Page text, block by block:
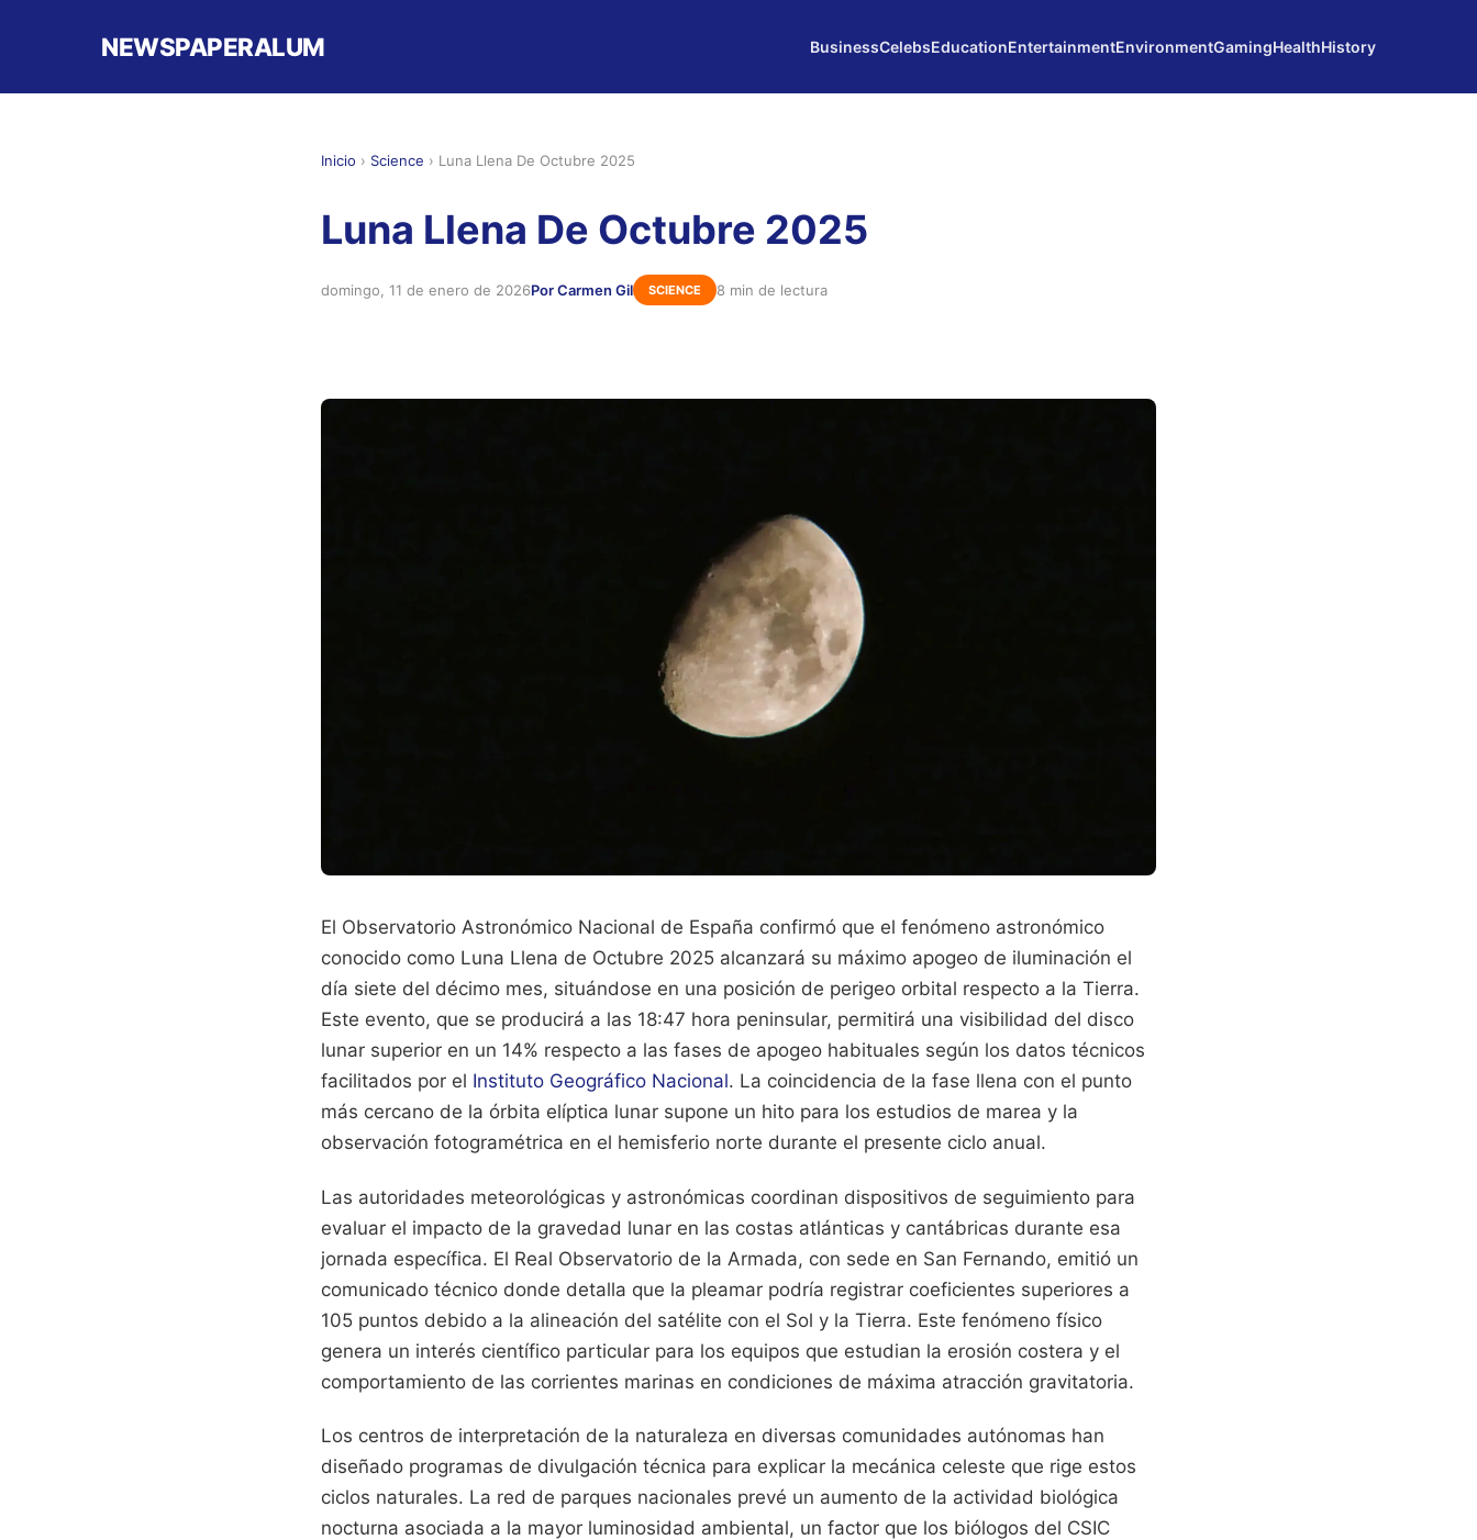
NEWSPAPERALUM BusinessCelebsEducationEntertainmentEnvironmentGamingHealthHistory
Inicio › Science › Luna Llena De Octubre 2025
Luna Llena De Octubre 2025
domingo, 11 de enero de 2026Por Carmen Gil SCIENCE 8 min de lectura
El Observatorio Astronómico Nacional de España confirmó que el fenómeno astronómico
conocido como Luna Llena de Octubre 2025 alcanzará su máximo apogeo de iluminación el
día siete del décimo mes, situándose en una posición de perigeo orbital respecto a la Tierra.
Este evento, que se producirá a las 18:47 hora peninsular, permitirá una visibilidad del disco
lunar superior en un 14% respecto a las fases de apogeo habituales según los datos técnicos
facilitados por el Instituto Geográfico Nacional. La coincidencia de la fase llena con el punto
más cercano de la órbita elíptica lunar supone un hito para los estudios de marea y la
observación fotogramétrica en el hemisferio norte durante el presente ciclo anual.
Las autoridades meteorológicas y astronómicas coordinan dispositivos de seguimiento para
evaluar el impacto de la gravedad lunar en las costas atlánticas y cantábricas durante esa
jornada específica. El Real Observatorio de la Armada, con sede en San Fernando, emitió un
comunicado técnico donde detalla que la pleamar podría registrar coeficientes superiores a
105 puntos debido a la alineación del satélite con el Sol y la Tierra. Este fenómeno físico
genera un interés científico particular para los equipos que estudian la erosión costera y el
comportamiento de las corrientes marinas en condiciones de máxima atracción gravitatoria.
Los centros de interpretación de la naturaleza en diversas comunidades autónomas han
diseñado programas de divulgación técnica para explicar la mecánica celeste que rige estos
ciclos naturales. La red de parques nacionales prevé un aumento de la actividad biológica
nocturna asociada a la mayor luminosidad ambiental, un factor que los biólogos del CSIC